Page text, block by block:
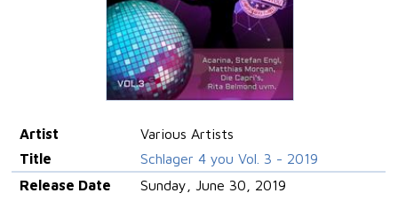
Artist
Various Artists
Title
Schlager 4 you Vol. 3 - 2019
Release Date
Sunday, June 30, 2019